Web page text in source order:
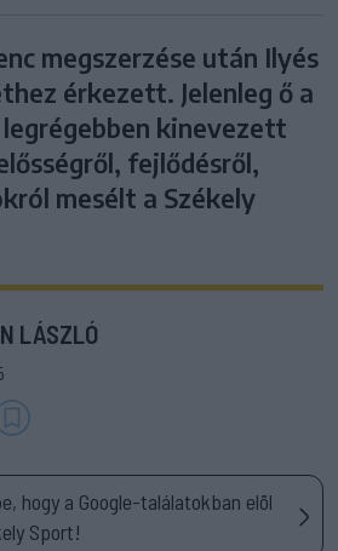
megszerzése után Ilyés
érkezett. Jelenleg ő a
legrégebben kinevezett
fejlődésről,
mesélt a Székely
LÁSZLÓ
hogy a Google-találatokban elöl
Sport!